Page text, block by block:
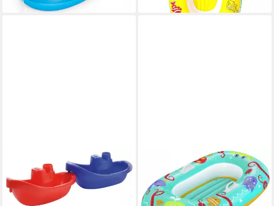
SPIELSTABIL
Spielzeug-Boot Spielstabil
Miniboot, 1 Stück farblich
Schwimmhilfe Aufblasbares
Kinderfloß zum Schwimmen -